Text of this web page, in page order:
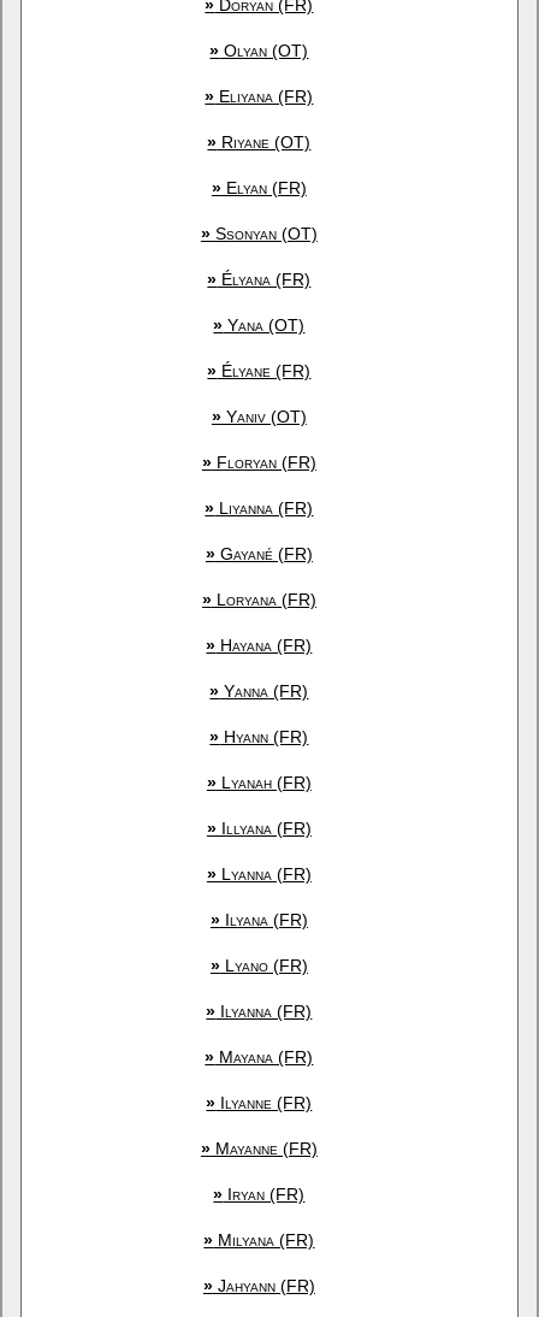
» Doryan (FR)
» Olyan (OT)
» Eliyana (FR)
» Riyane (OT)
»Elyan (FR)
»Ssonyan (OT)
» Élyana (FR)
» Yana (OT)
» Élyane (FR)
»Yaniv (OT)
»Floryan (FR)
» Liyanna (FR)
»Gayané (FR)
»Loryana (FR)
» Hayana (FR)
» Yanna (FR)
» Hyann (FR)
»Lyanah (FR)
»Illyana (FR)
»Lyanna (FR)
»Ilyana (FR)
»Lyano (FR)
» Ilyanna (FR)
» Mayana (FR)
» Ilyanne (FR)
»Mayanne (FR)
» Iryan (FR)
» Milyana (FR)
»Jahyann (FR)